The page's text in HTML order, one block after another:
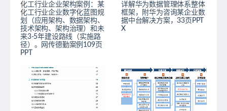
化工行业企业架构案例：某
化工行业企业数字化蓝图规
划（应用架构、数据架构、
技术架构、架构治理）和未
来3-5年建设路线（实施路
径）。网传德勤案例109页
PPT
详解华为数据管理体系整体
框架，附华为咨询某企业数
据中台解决方案，33页PPT
X